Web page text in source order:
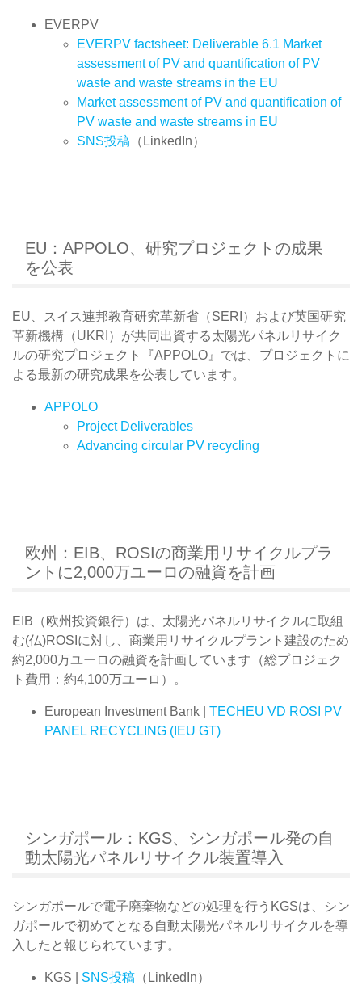
EVERPV
EVERPV factsheet: Deliverable 6.1 Market
assessment of PV and quantification of PV
waste and waste streams in the EU
Market assessment of PV and quantification of
PV waste and waste streams in EU
SNS投稿 （LinkedIn）
EU：APPOLO、研究プロジェクトの成果
を公表
EU、スイス連邦教育研究革新省（SERI）および英国研究
革新機構（UKRI）が共同出資する太陽光パネルリサイク
ルの研究プロジェクト『APPOLO』では、プロジェクトに
よる最新の研究成果を公表しています。
APPOLO
Project Deliverables
Advancing circular PV recycling
欧州：EIB、ROSIの商業用リサイクルプラ
ントに2,000万ユーロの融資を計画
EIB（欧州投資銀行）は、太陽光パネルリサイクルに取組
む(仏)ROSIに対し、商業用リサイクルプラント建設のため
約2,000万ユーロの融資を計画しています（総プロジェク
ト費用：約4,100万ユーロ）。
European Investment Bank | TECHEU VD ROSI PV
PANEL RECYCLING (IEU GT)
シンガポール：KGS、シンガポール発の自
動太陽光パネルリサイクル装置導入
シンガポールで電子廃棄物などの処理を行うKGSは、シン
ガポールで初めてとなる自動太陽光パネルリサイクルを導
入したと報じられています。
KGS | SNS投稿 （LinkedIn）